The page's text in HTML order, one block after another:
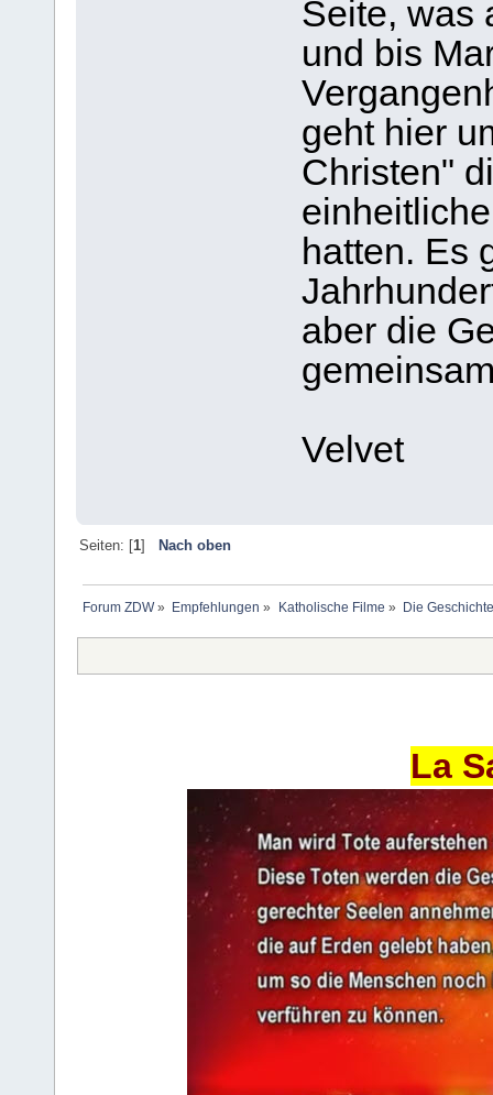
Seite, was
und bis
geht hier
Christen"
hatten. Es
aber die
Velvet
Seiten: [1] Nach oben
Forum ZDW» Empfehlungen » Katholische Filme » Die
La